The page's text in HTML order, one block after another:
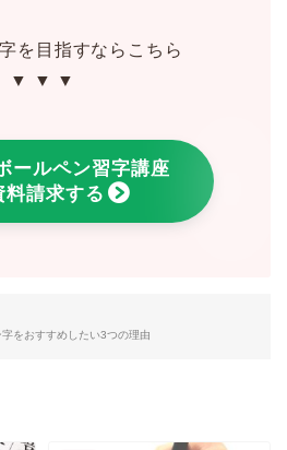
を目指すならこちら
▼ ▼ ▼
ールペン習字講座
料請求する
をおすすめしたい3つの理由